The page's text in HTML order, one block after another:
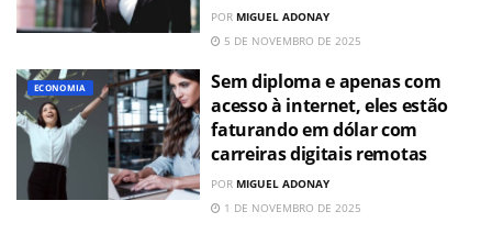
POR MIGUEL ADONAY
5 DE NOVEMBRO DE 2025
ECONOMIA
Sem diploma e apenas com
acesso à internet, eles estão
faturando em dólar com
carreiras digitais remotas
POR MIGUEL ADONAY
1 DE NOVEMBRO DE 2025